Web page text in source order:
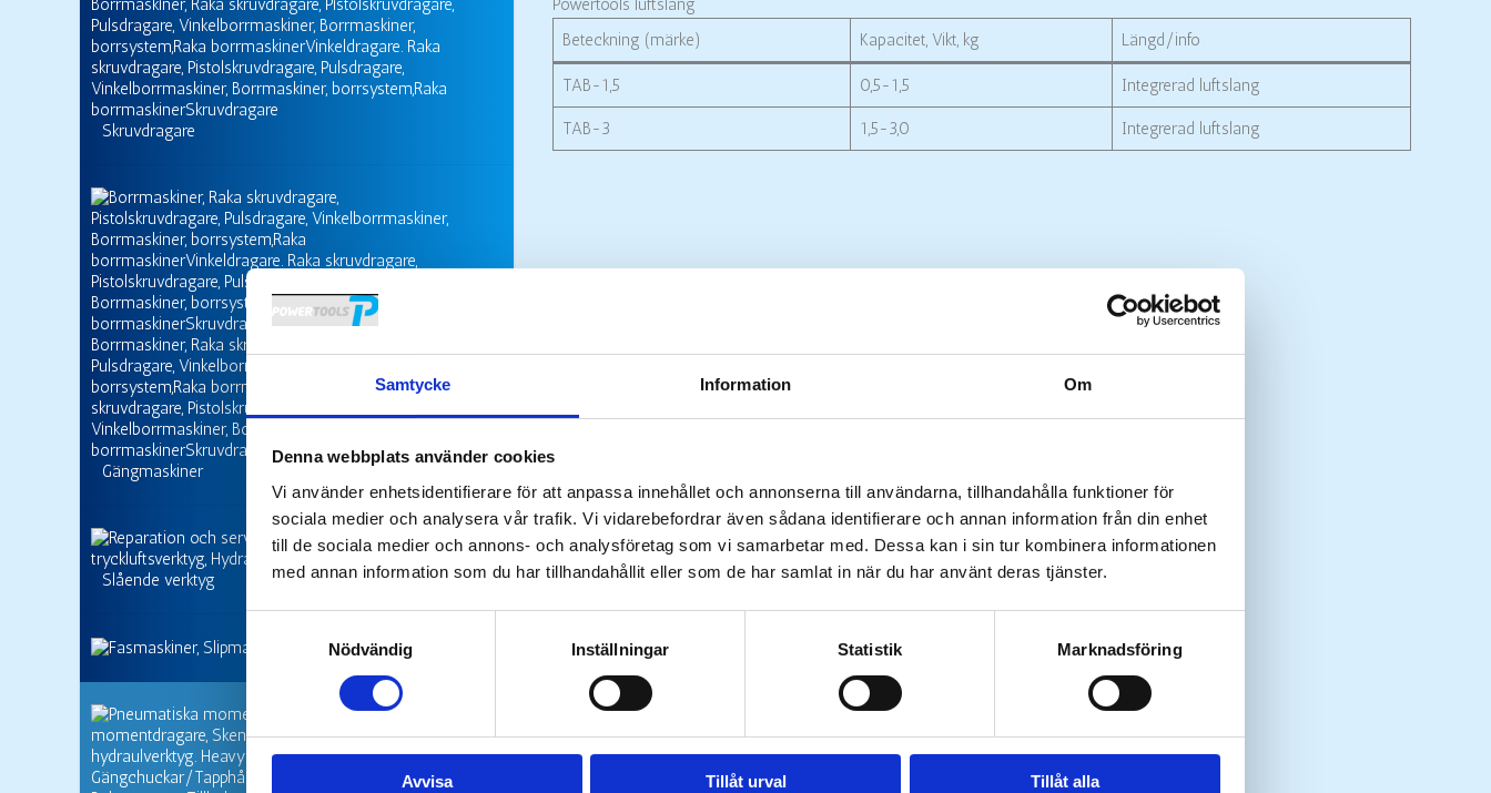
Samtycke Information Om
Denna webbplats använder cookies
Vi använder enhetsidentifierare för att anpassa innehållet och annonserna till användarna, tillhandahålla funktioner för
sociala medier och analysera vår trafik. Vi vidarebefordrar även sådana identifierare och annan information från din enhet
till de sociala medier och annons- och analysföretag som vi samarbetar med. Dessa kan i sin tur kombinera informationen
med annan information som du har tillhandahållit eller som de har samlat in när du har använt deras tjänster.
Nödvändig
Inställningar Statistik Marknadsföring
Avvisa Tillåt urval Tillåt alla
Skruvdragare
Gängmaskiner
Slående verktyg
Slipmaskiner
Powertools luftslang
Beteckning (märke)
Kapacitet, Vikt, kg Längd/info
TAB-1,5 0,5-1,5 Integrerad luftslang
TAB-3 1,5-3,0 Integrerad luftslang